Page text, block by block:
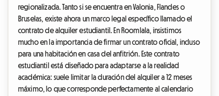
regionalizada. Tanto si se encuentra en Valonia, Flandes o
Bruselas, existe ahora un marco legal específico llamado el
contrato de alquiler estudiantil. En Roomlala, insistimos
mucho en la importancia de firmar un contrato oficial, incluso
para una habitación en casa del anfitrión. Este contrato
estudiantil está diseñado para adaptarse a la realidad
académica: suele limitar la duración del alquiler a 12 meses
máximo, lo que corresponde perfectamente al calendario